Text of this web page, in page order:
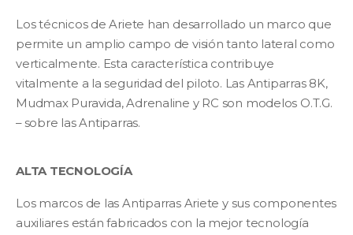
Los técnicos de Ariete han desarrollado un marco que
permite un amplio campo de visión tanto lateral como
verticalmente. Esta característica contribuye
vitalmente a la seguridad del piloto. Las Antiparras 8K,
Mudmax Puravida, Adrenaline y RC son modelos O.T.G.
– sobre las Antiparras.
ALTA TECNOLOGÍA
Los marcos de las Antiparras Ariete y sus componentes
auxiliares están fabricados con la mejor tecnología